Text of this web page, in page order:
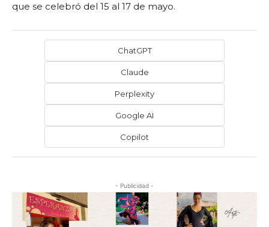
que se celebró del 15 al 17 de mayo.
ChatGPT
Claude
Perplexity
Google AI
Copilot
- Publicidad -